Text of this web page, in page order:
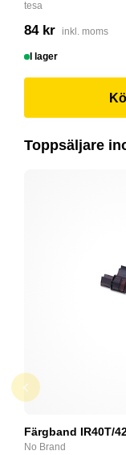
tesa
84 kr inkl. moms
I lager
Toppsäljare
Färgband IR40T/
No Brand